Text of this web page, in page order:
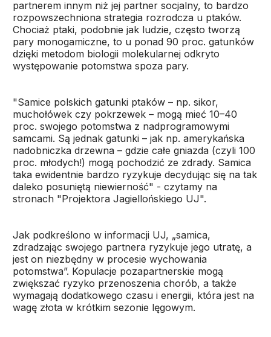
partnerem innym niż jej partner socjalny, to bardzo
rozpowszechniona strategia rozrodcza u ptaków.
Chociaż ptaki, podobnie jak ludzie, często tworzą
pary monogamiczne, to u ponad 90 proc. gatunków
dzięki metodom biologii molekularnej odkryto
występowanie potomstwa spoza pary.
"Samice polskich gatunki ptaków – np. sikor,
muchołówek czy pokrzewek – mogą mieć 10–40
proc. swojego potomstwa z nadprogramowymi
samcami. Są jednak gatunki – jak np. amerykańska
nadobniczka drzewna – gdzie całe gniazda (czyli 100
proc. młodych!) mogą pochodzić ze zdrady. Samica
taka ewidentnie bardzo ryzykuje decydując się na tak
daleko posuniętą niewierność" - czytamy na
stronach "Projektora Jagiellońskiego UJ".
Jak podkreślono w informacji UJ, „samica,
zdradzając swojego partnera ryzykuje jego utratę, a
jest on niezbędny w procesie wychowania
potomstwa”. Kopulacje pozapartnerskie mogą
zwiększać ryzyko przenoszenia chorób, a także
wymagają dodatkowego czasu i energii, która jest na
wagę złota w krótkim sezonie lęgowym.